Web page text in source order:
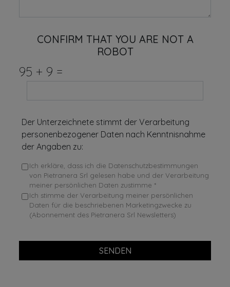
CONFIRM THAT YOU ARE NOT A
ROBOT
95 + 9 =
Der Unterzeichnete stimmt der Verarbeitung
personenbezogener Daten nach Kenntnisnahme
der Angaben zu:
Ich erkläre, dass ich die Datenschutzbestimmungen
von Pietranera Srl gelesen habe und der Verarbeitung
meiner persönlichen Daten zustimme *
Ich stimme der Verarbeitung meiner persönlichen
Daten für die beschriebenen Marketingzwecke zu
(Abonnement des Pietranera Srl Newsletters)
SENDEN